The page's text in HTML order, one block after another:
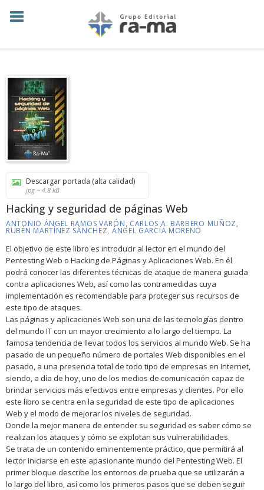
Descargar portada (alta calidad)
jpg ~ 4.8 kB
Hacking y seguridad de páginas Web
ANTONIO ÁNGEL RAMOS VARÓN, CARLOS A. BARBERO MUÑOZ,
RUBÉN MARTÍNEZ SÁNCHEZ, ÁNGEL GARCÍA MORENO
El objetivo de este libro es introducir al lector en el mundo del
Pentesting Web o Hacking de Páginas y Aplicaciones Web. En él
podrá conocer las diferentes técnicas de ataque de manera guiada
contra aplicaciones Web, así como las contramedidas cuya
implementación es recomendable para proteger sus recursos de
este tipo de ataques.
Las páginas y aplicaciones Web son una de las tecnologías dentro
del mundo IT con un mayor crecimiento a lo largo del tiempo. La
famosa tendencia de llevar todos los servicios al mundo Web. Se ha
pasado de un pequeño número de portales Web disponibles en el
pasado, a una presencia total de todo tipo de empresas en Internet,
siendo, a día de hoy, uno de los medios de comunicación capaz de
brindar servicios más efectivos entre empresas y clientes. Por ello
este libro se centra en la seguridad de este tipo de aplicaciones
Web y el modo de mejorar los niveles de seguridad.
Donde la mejor manera de entender su seguridad es saber cómo se
realizan los ataques y cómo se explotan sus vulnerabilidades.
Se trata de un contenido eminentemente práctico, que permitirá al
lector iniciarse en este apasionante mundo del Pentesting Web. El
primer bloque describe los entornos de prueba que se utilizarán a
lo largo del libro, así como los primeros pasos que se deben seguir